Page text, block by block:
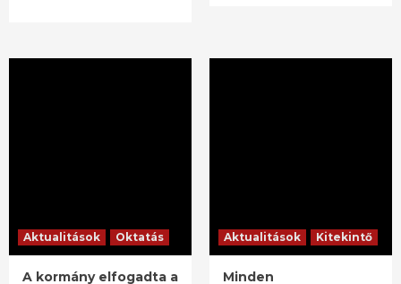
Aktualitások Oktatás
A kormány elfogadta a
Aktualitások Kitekintő
Minden